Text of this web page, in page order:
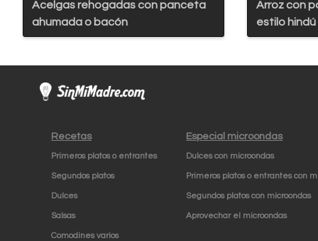
Acelgas rehogadas con panceta
ahumada o bacón
Arroz con
estilo hindú
Recetas
Primeros platos o entrantes
Segundos platos
Dulces
Salsas
Comodines varios
Especial microondas
Dulces con microondas
Primeros platos o entrantes con
Segundos platos con microondas
Aprovechar el microondas